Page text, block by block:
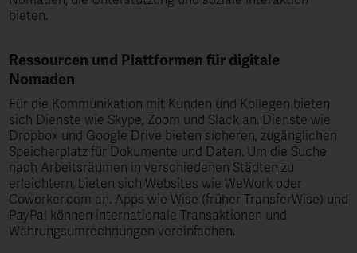
bieten.
Ressourcen und Plattformen für digitale
Nomaden
Für die Kommunikation mit Kunden und Kollegen bieten
sich Dienste wie Skype, Zoom und Slack an. Dienste wie
Dropbox und Google Drive bieten sicheren, zugänglichen
Speicherplatz für Dokumente und Daten. Um die Suche
nach Arbeitsräumen in verschiedenen Städten zu
erleichtern, bieten sich Websites wie WeWork oder
Coworker.com an. Apps wie Wise (früher TransferWise) und
PayPal können internationale Transaktionen und
Währungsumrechnungen vereinfachen.